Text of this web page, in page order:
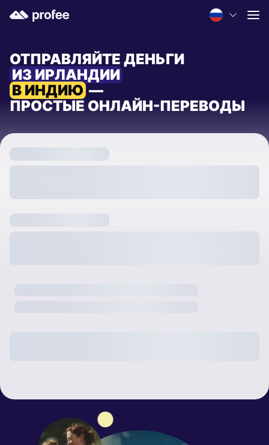
ОТПРАВЛЯЙТЕ ДЕНЬГИ
ИЗ ИРЛАНДИИ
В ИНДИЮ —
ПРОСТЫЕ ОНЛАЙН-ПЕРЕВОДЫ